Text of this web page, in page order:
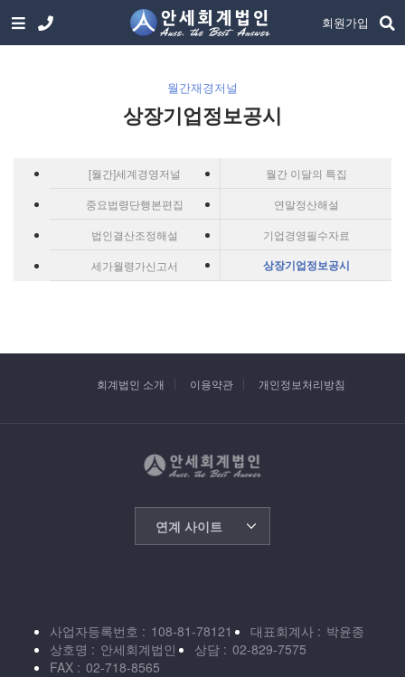
회원가입
월간재경저널
상장기업정보공시
[월간]세계경영저널
월간 이달의 특집
중요법령단행본편집
연말정산해설
법인결산조정해설
기업경영필수자료
세가월령가신고서
상장기업정보공시
회계법인 소개 이용약관 개인정보처리방침
연계 사이트
사업자등록번호 108-81-78121 대표회계사
박윤종
상호명
안세회계법인 상담
02-829-7575
FAX
02-718-8565